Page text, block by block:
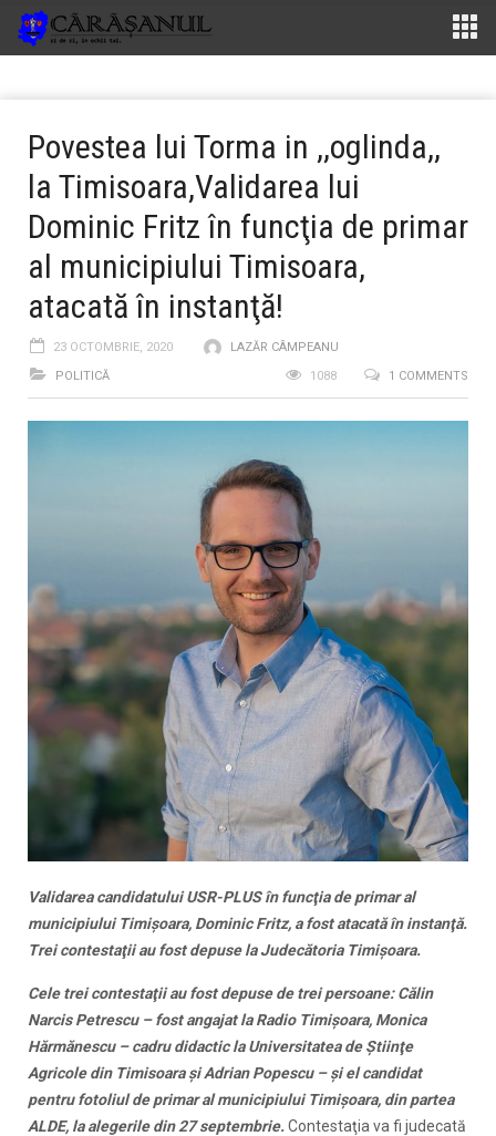
Povestea lui Torma in ,,oglinda,,
la Timisoara,Validarea lui
Dominic Fritz în funcţia de primar
al municipiului Timisoara,
atacată în instanţă!
23 OCTOMBRIE, 2020
LAZĂR CÂMPEANU
POLITICĂ
1 COMMENTS
1088
Validarea candidatului USR-PLUS în funcţia de primar al
municipiului Timişoara, Dominic Fritz, a fost atacată în instanţă.
Trei contestaţii au fost depuse la Judecătoria Timişoara.
Cele trei contestaţii au fost depuse de trei persoane: Călin
Narcis Petrescu – fost angajat la Radio Timişoara, Monica
Hărmănescu – cadru didactic la Universitatea de Ştiinţe
Agricole din Timisoara şi Adrian Popescu – şi el candidat
pentru fotoliul de primar al municipiului Timişoara, din partea
ALDE, la alegerile din 27 septembrie.Contestaţia va fi judecată